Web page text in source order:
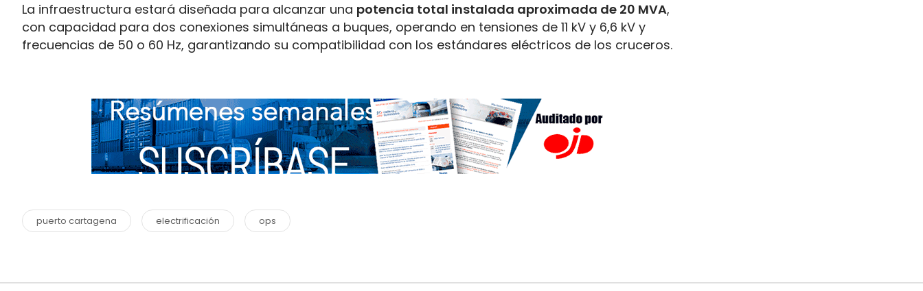
La infraestructura estará diseñada para alcanzar una potencia total instalada aproximada de 20 MVA,
con capacidad para dos conexiones simultáneas a buques, operando en tensiones de 11 kV y 6,6 kV y
frecuencias de 50 o 60 Hz, garantizando su compatibilidad con los estándares eléctricos de los cruceros.
puerto cartagena electrificación ops